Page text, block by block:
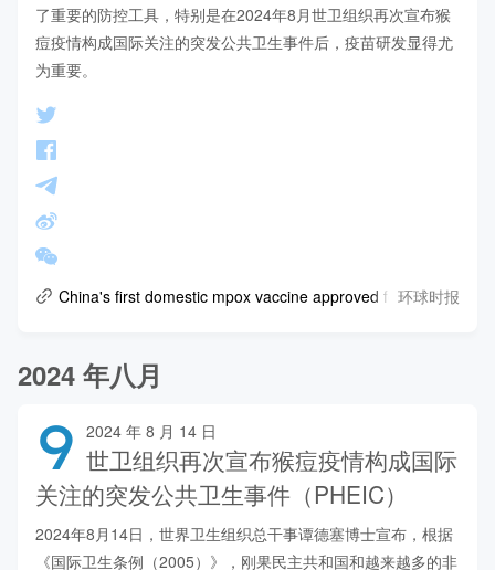
了重要的防控工具，特别是在2024年8月世卫组织再次宣布猴
痘疫情构成国际关注的突发公共卫生事件后，疫苗研发显得尤
为重要。
China's first domestic mpox vaccine approved for clinical trials
环球时报
2024 年八月
9 2024 年 8 月 14 日
世卫组织再次宣布猴痘疫情构成国际
关注的突发公共卫生事件（PHEIC）
2024年8月14日，世界卫生组织总干事谭德塞博士宣布，根据
《国际卫生条例（2005）》，刚果民主共和国和越来越多的非